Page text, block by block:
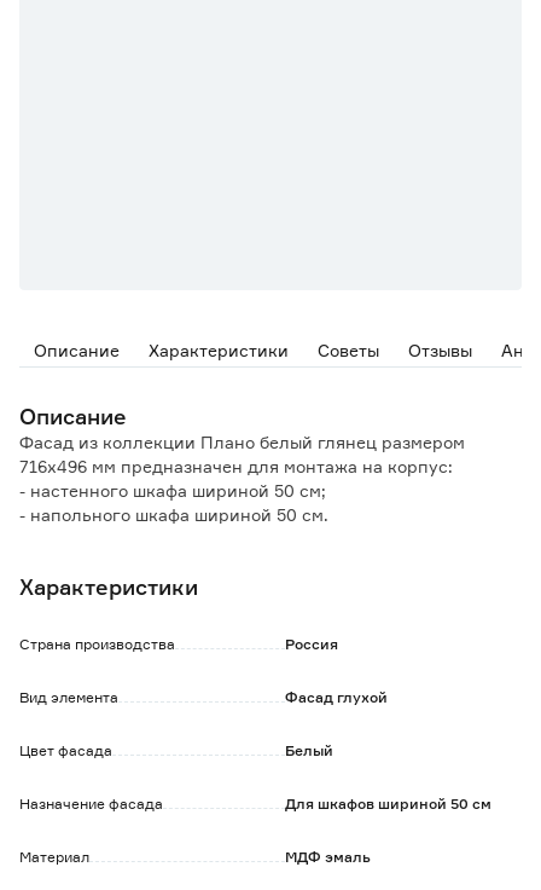
Описание Характеристики Советы Отзывы
Описание
Фасад из коллекции Плано белый глянец размером
716х496 мм предназначен для монтажа на корпус:
- настенного шкафа шириной 50 см;
- напольного шкафа шириной 50 см.
высокой влагонепроницаемостью, долговечен,
привлекая специалистов.
правого открывания.
Обратите внимание:
чистящем средстве на мыльной основе, не содержащем
Характеристики
Страна производства Россия
Вид элемента Фасад глухой
Цвет фасада Белый
Назначение фасада Для шкафов шириной 50 см
Материал МДФ эмаль